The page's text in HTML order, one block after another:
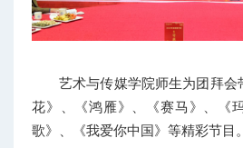
艺术与传媒学院师生为团拜会
花》、《鸿雁》、《赛马》、《
歌》、《我爱你中国》等精彩节目。